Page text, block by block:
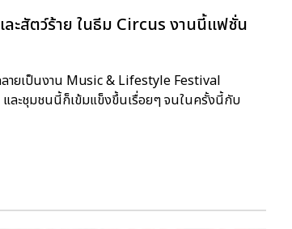
ะสัตว์ร้าย ในธีม Circus งานนี้แฟชั่น
ายเป็นงาน Music & Lifestyle Festival
และชุมชนนี้ก็เข้มแข็งขึ้นเรื่อยๆ จนในครั้งนี้กับ